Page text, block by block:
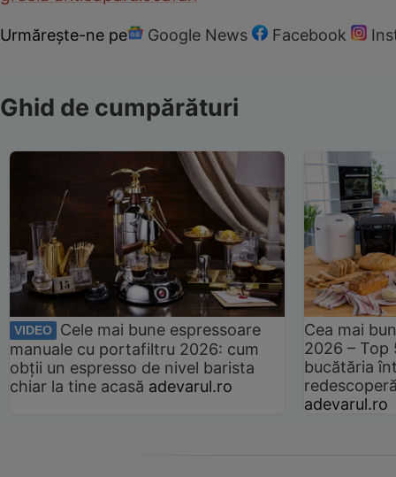
Urmărește-ne pe Google News Facebook
Ghid de cumpărături
VIDEO
Cele mai bune espressoare
manuale cu portafiltru 2026: cum
obții un espresso de nivel barista
chiar la tine acasă adevarul.ro
Cea mai
2026 –
bucătăria
adevarul.ro